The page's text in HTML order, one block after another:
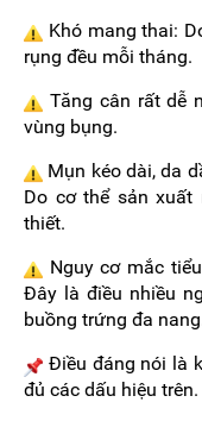
Khó mang thai:
rụng đều mỗi tháng.
Tăng cân rất dễ
vùng bụng.
Mụn kéo dài, da
Do cơ thể sản
thiết.
Nguy cơ mắc
Đây là điều nhiều
buồng trứng đa
Điều đáng nói là
đủ các dấu hiệu trên.